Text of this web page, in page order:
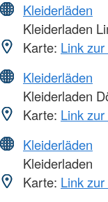
Kleiderläden
Kleiderladen
Karte: Link
Kleiderläden
Kleiderladen
Karte: Link
Kleiderläden
Kleiderladen
Karte: Link